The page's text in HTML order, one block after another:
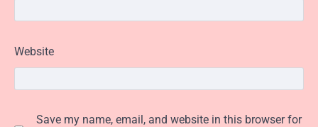
Website
Save my name, email, and website in this browser for